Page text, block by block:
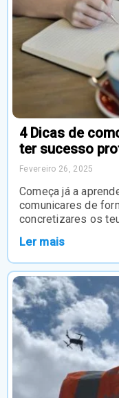
4 Dicas de
ter sucesso
Fevereiro 26, 2025
Começa já a
comunicares de
concretizares os
Ler mais